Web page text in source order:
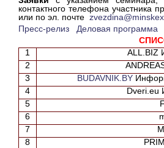
контактного телефона участника
или по эл. почте
Пресс-релиз Деловая программа
1
2
3
BUDAVNIK.BY
4
5
6
7
8